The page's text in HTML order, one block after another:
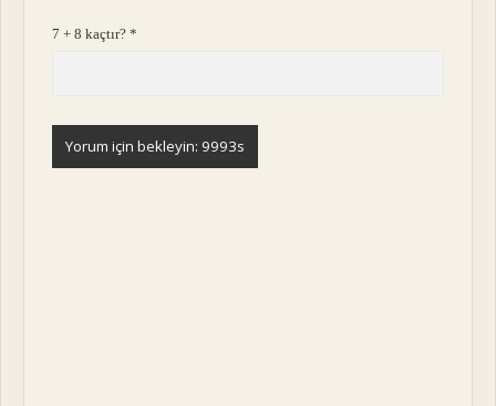
7 + 8 kaçtır?*